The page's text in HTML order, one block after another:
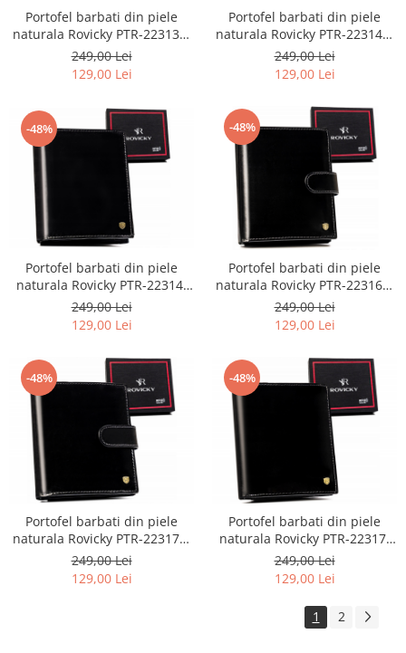
Portofel barbati din piele
naturala Rovicky PTR-22313L-
VT-RVT
249,00 Lei
129,00 Lei
Portofel barbati din piele
naturala Rovicky PTR-22314L-
RVT-2961
249,00 Lei
129,00 Lei
-48%
Portofel barbati din piele
naturala Rovicky PTR-22314-
RVT-2978
249,00 Lei
129,00 Lei
-48%
Portofel barbati din piele
naturala Rovicky PTR-22316L-
RVT-2985
249,00 Lei
129,00 Lei
-48%
Portofel barbati din piele
naturala Rovicky PTR-22317L-
RVT-3005
249,00 Lei
129,00 Lei
-48%
Portofel barbati din piele
naturala Rovicky PTR-22317-
RVT-3012
249,00 Lei
129,00 Lei
1 2